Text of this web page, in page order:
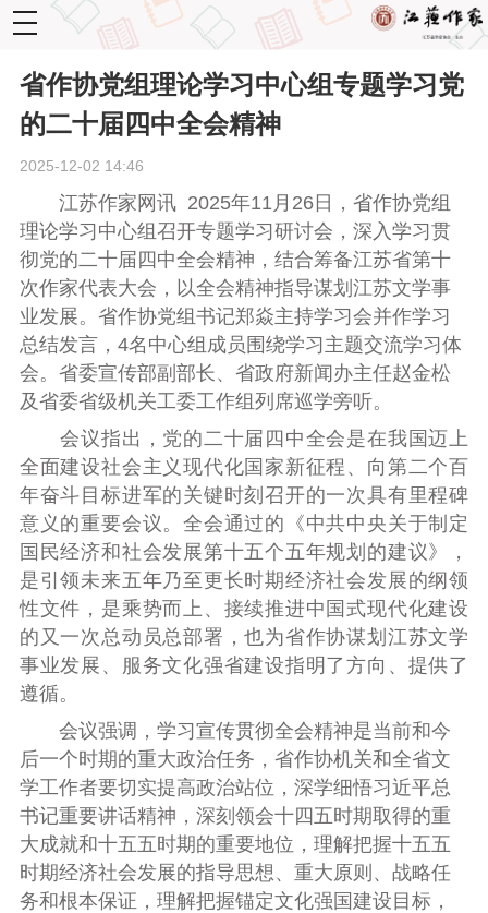
toggle
navigation
省作协党组理论学习中心组专题学习党
的二十届四中全会精神
2025-12-02 14:46
江苏作家网讯 2025年11月26日，省作协党组
理论学习中心组召开专题学习研讨会，深入学习贯
彻党的二十届四中全会精神，结合筹备江苏省第十
次作家代表大会，以全会精神指导谋划江苏文学事
业发展。省作协党组书记郑焱主持学习会并作学习
总结发言，4名中心组成员围绕学习主题交流学习体
会。省委宣传部副部长、省政府新闻办主任赵金松
及省委省级机关工委工作组列席巡学旁听。
会议指出，党的二十届四中全会是在我国迈上
全面建设社会主义现代化国家新征程、向第二个百
年奋斗目标进军的关键时刻召开的一次具有里程碑
意义的重要会议。全会通过的《中共中央关于制定
国民经济和社会发展第十五个五年规划的建议》，
是引领未来五年乃至更长时期经济社会发展的纲领
性文件，是乘势而上、接续推进中国式现代化建设
的又一次总动员总部署，也为省作协谋划江苏文学
事业发展、服务文化强省建设指明了方向、提供了
遵循。
会议强调，学习宣传贯彻全会精神是当前和今
后一个时期的重大政治任务，省作协机关和全省文
学工作者要切实提高政治站位，深学细悟习近平总
书记重要讲话精神，深刻领会十四五时期取得的重
大成就和十五五时期的重要地位，理解把握十五五
时期经济社会发展的指导思想、重大原则、战略任
务和根本保证，理解把握锚定文化强国建设目标，